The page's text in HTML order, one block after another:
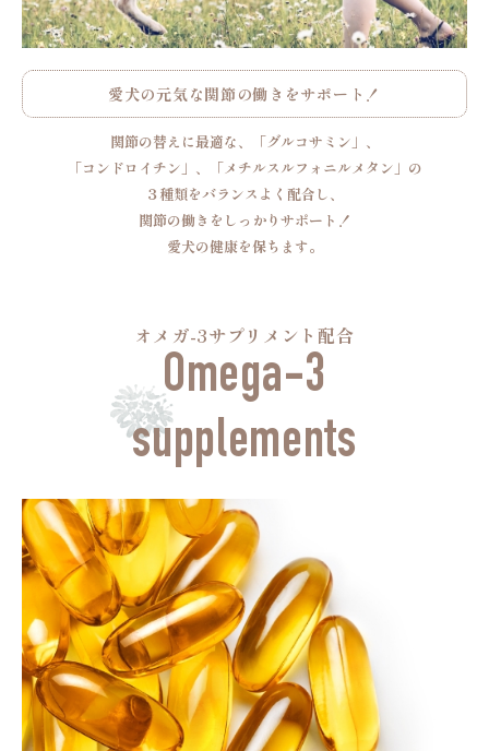
愛犬の元気な関節の働きをサポート！
関節の替えに最適な、「グルコサミン」、
「コンドロイチン」、「メチルスルフォニルメタン」の
３種類をバランスよく配合し、
関節の働きをしっかりサポート！
愛犬の健康を保ちます。
オメガ-3サプリメント配合
Omega-3
supplements